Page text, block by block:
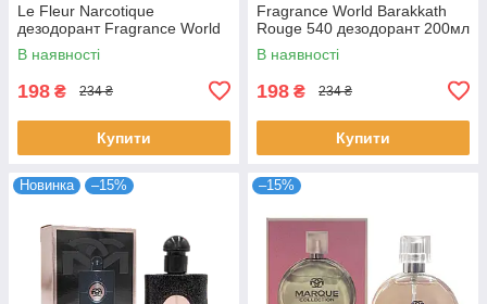
Le Fleur Narcotique
дезодорант Fragrance World
В наявності
198 ₴ 234 ₴
Купити
Fragrance World Barakkath
Rouge 540 дезодорант 200мл
В наявності
198 ₴ 234 ₴
Купити
Новинка –15% –15%